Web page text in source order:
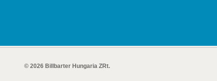
© 2026 Billbarter Hungaria ZRt.